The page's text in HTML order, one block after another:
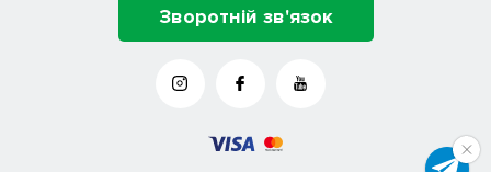
Зворотній зв'язок